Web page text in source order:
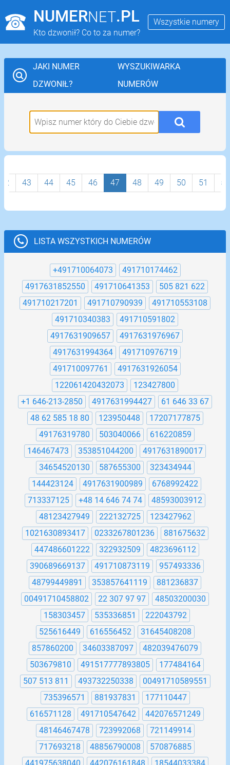
NUMERNET.PL
Kto dzwonił? Co to za numer?
Wszystkie numery
JAKI NUMER
DZWONIŁ?
WYSZUKIWARKA
NUMERÓW
42 43 44 45 46 47 48 49 50 51 52
LISTA WSZYSTKICH NUMERÓW
+491710064073
491710174462
4917631852550
491710641353
505 821 622
491710217201
491710790939
491710553108
491710340383
491710591802
4917631909657
4917631976967
4917631994364
491710976719
491710097761
4917631926054
122061420432073
123427800
+1 646-213-2850
4917631994427
61 646 33 67
48 62 585 18 80
123950448
17207177875
49176319780
503040066
616220859
146467473
353851044200
4917631890017
34654520130
587655300
323434944
144423124
4917631900989
6768992422
713337125
+48 14 646 74 74
48593003912
48123427949
222132725
123427962
1021630893417
0233267801236
881675632
447486601222
322932509
4823696112
390689669137
491710873119
957493336
48799449891
353857641119
881236837
00491710458802
22 307 97 97
48503200030
158303457
535336851
222043792
525616449
616556452
31645408208
857860200
34603387097
482039476079
503679810
491517777893805
177484164
507 513 811
493732250338
00491710589551
735396571
881937831
177110447
616571128
491710547642
442076571249
48146467478
723992068
721149914
717693218
48856790008
570876885